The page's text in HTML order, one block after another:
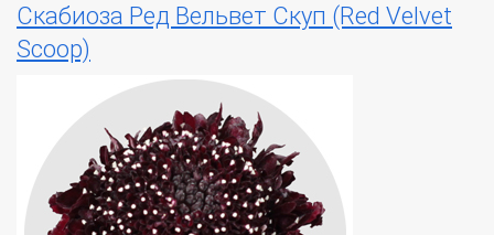
Скабиоза Ред Вельвет Скуп (Red Velvet
Scoop)